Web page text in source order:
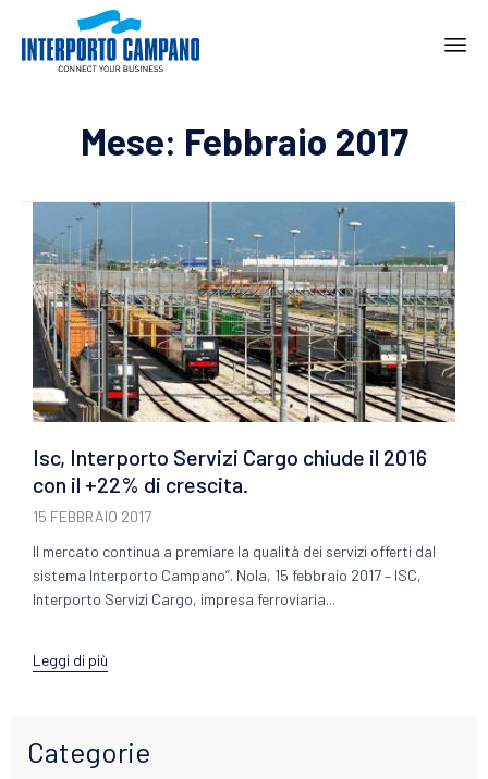
Mese: Febbraio 2017
Isc, Interporto Servizi Cargo chiude il 2016
con il +22% di crescita.
15 FEBBRAIO 2017
Il mercato continua a premiare la qualità dei servizi offerti dal
sistema Interporto Campano”. Nola, 15 febbraio 2017 – ISC,
Interporto Servizi Cargo, impresa ferroviaria...
Leggi di più
Categorie